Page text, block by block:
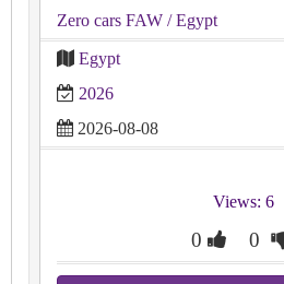
Zero cars FAW / Egypt
Egypt
2026
2026-08-08
Views: 6
0 0